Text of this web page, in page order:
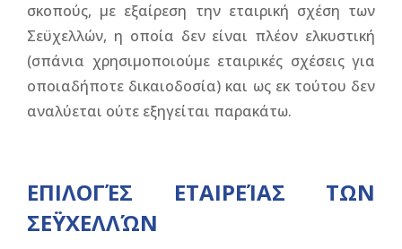
σκοπούς, με εξαίρεση την εταιρική σχέση των
Σεϋχελλών, η οποία δεν είναι πλέον ελκυστική
(σπάνια χρησιμοποιούμε εταιρικές σχέσεις για
οποιαδήποτε δικαιοδοσία) και ως εκ τούτου δεν
αναλύεται ούτε εξηγείται παρακάτω.
ΕΠΙΛΟΓΈΣ ΕΤΑΙΡΕΊΑΣ ΤΩΝ
ΣΕΫΧΕΛΛΏΝ